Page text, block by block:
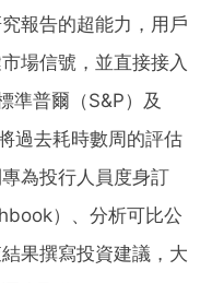
報告的超能力，用戶
場信號，並直接接入
準普爾（S&P）及
過去耗時數周的評估
為投行人員度身訂
）、分析可比公
果撰寫投資建議，大